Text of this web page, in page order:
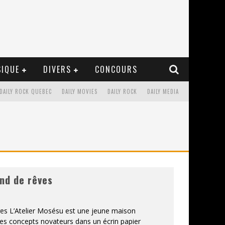
DIVERS CONCOURS
DAILY MEDIA
DAILY ROCK
DAILY MOVIES
DAILY ROCK QUEBEC
de rêves
L’Atelier Mosésu est une jeune maison
concepts novateurs dans un écrin papier